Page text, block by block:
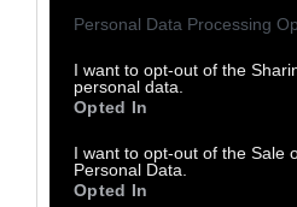
Personal Data Processing
I want to opt-out of the
personal data.
Opted In
I want to opt-out of the Sale
Personal Data.
Opted In
ατόμων σε θέσεις
περισσότερες κοινωνίες
βιομηχανική
επιδείνωση του